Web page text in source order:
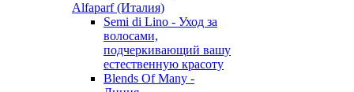
Alfaparf (Италия)
Semi di Lino - Уход за
волосами,
подчеркивающий вашу
естественную красоту
Blends Of Many -